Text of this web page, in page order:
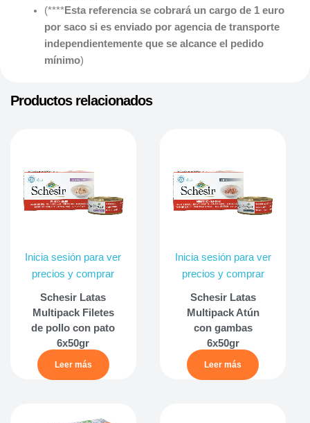
(****Esta referencia se cobrará un cargo de 1 euro
por saco si es enviado por agencia de transporte
independientemente que se alcance el pedido
mínimo)
Productos relacionados
Inicia sesión para ver
precios y comprar
Schesir Latas
Multipack Filetes
de pollo con pato
6x50gr
Leer más
Inicia sesión para ver
precios y comprar
Schesir Latas
Multipack Atún
con gambas
6x50gr
Leer más